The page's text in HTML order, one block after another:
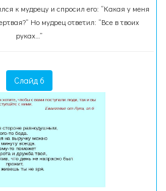
к мудрецу и спросил его: “Какая у меня
Но мудрец ответил: “Все в твоих
руках…”
Слайд 6